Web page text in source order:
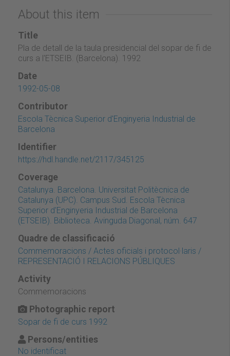
About this item
Title
Pla de detall de la taula presidencial del sopar de fi de
curs a l'ETSEIB. (Barcelona). 1992
Date
1992-05-08
Contributor
Escola Tècnica Superior d'Enginyeria Industrial de
Barcelona
Identifier
https://hdl.handle.net/2117/345125
Coverage
Catalunya. Barcelona. Universitat Politècnica de
Catalunya (UPC). Campus Sud. Escola Tècnica
Superior d'Enginyeria Industrial de Barcelona
(ETSEIB). Biblioteca. Avinguda Diagonal, núm. 647
Quadre de classificació
Commemoracions / Actes oficials i protocol·laris /
REPRESENTACIÓ I RELACIONS PÚBLIQUES
Activity
Commemoracions
Photographic report
Sopar de fi de curs 1992
Persons/entities
No identificat